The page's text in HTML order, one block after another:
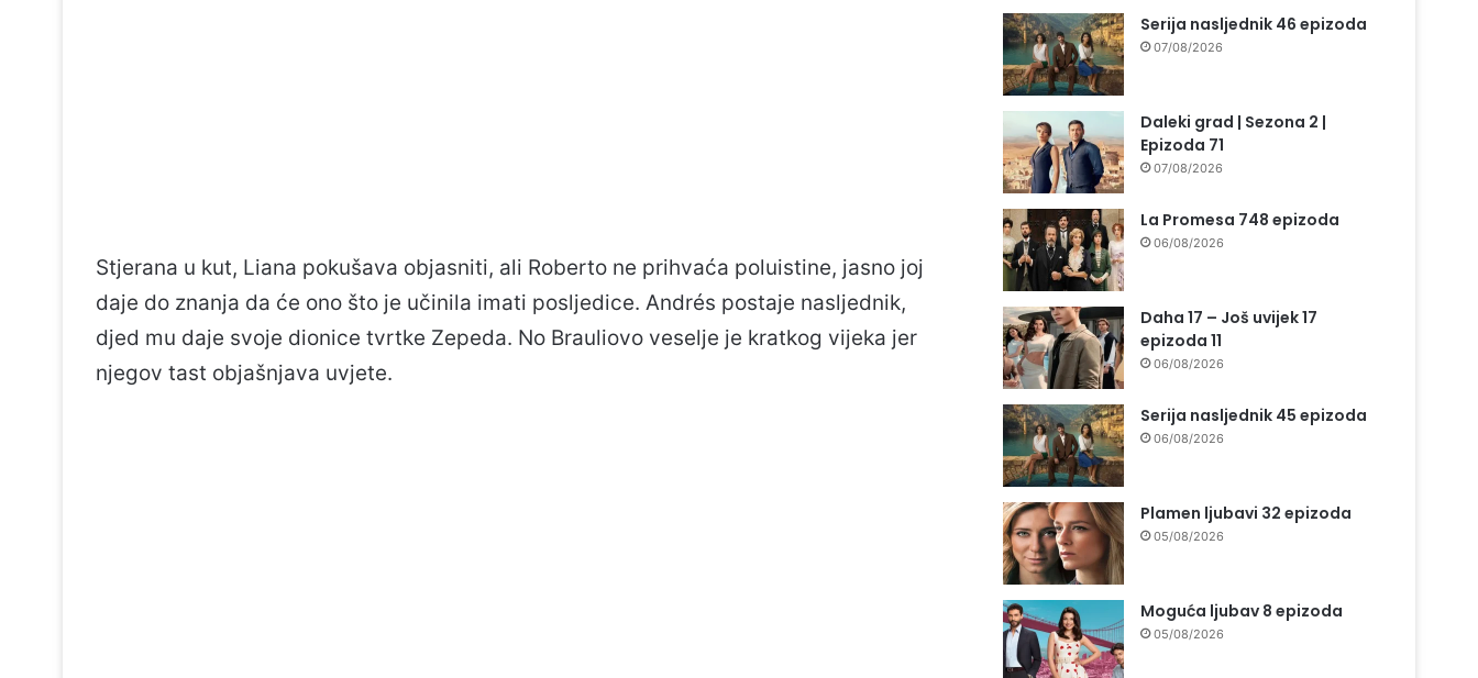
Stjerana u kut, Liana pokušava objasniti, ali Roberto ne prihvaća poluistine, jasno joj
daje do znanja da će ono što je učinila imati posljedice. Andrés postaje nasljednik,
djed mu daje svoje dionice tvrtke Zepeda. No Brauliovo veselje je kratkog vijeka jer
njegov tast objašnjava uvjete.
Serija nasljednik 46 epizoda
07/08/2026
Daleki grad | Sezona 2 |
Epizoda 71
07/08/2026
La Promesa 748 epizoda
06/08/2026
Daha 17 – Još uvijek 17
epizoda 11
06/08/2026
Serija nasljednik 45 epizoda
06/08/2026
Plamen ljubavi 32 epizoda
05/08/2026
Moguća ljubav 8 epizoda
05/08/2026